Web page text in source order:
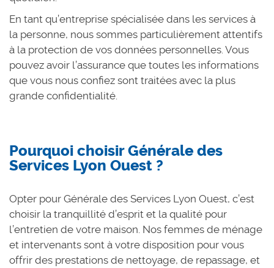
En tant qu’entreprise spécialisée dans les services à
la personne, nous sommes particulièrement attentifs
à la protection de vos données personnelles. Vous
pouvez avoir l’assurance que toutes les informations
que vous nous confiez sont traitées avec la plus
grande confidentialité.
Pourquoi choisir Générale des
Services Lyon Ouest ?
Opter pour Générale des Services Lyon Ouest, c’est
choisir la tranquillité d’esprit et la qualité pour
l’entretien de votre maison. Nos femmes de ménage
et intervenants sont à votre disposition pour vous
offrir des prestations de nettoyage, de repassage, et